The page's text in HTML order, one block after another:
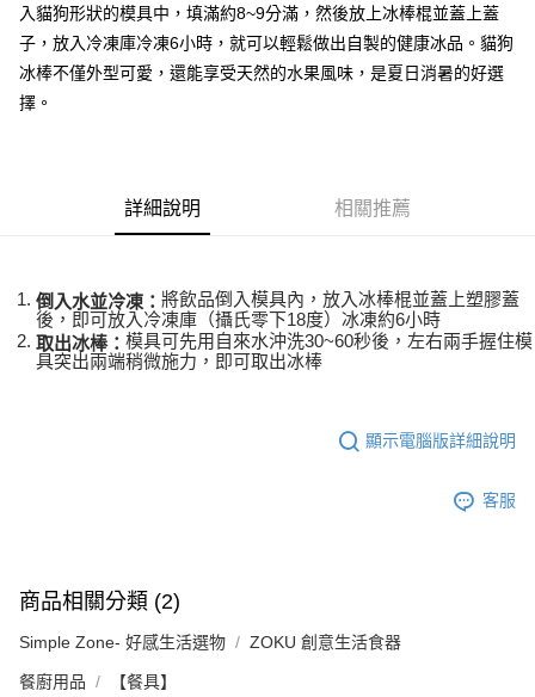
4.訂單成立30分鐘內，如未前往確認交易或遇審核未通過，訂單將自動取
消。如遇「轉專審核」未通過狀況，表示未達大哥付你分期系統評分，恕無
法說明評估內容。
【繳款方式說明】
1.分期款項不併入電信帳單，「大哥付你分期」於每月結算日後寄送繳費提
2.基於同意付款使用「大哥付你分期」之契約關係目的，商店將以您的個人
資料（包含姓名、電話或地址）提供予台灣大哥大進項蒐集、處理及利用，
由本公司與您本人進行分期帳單所需資料之確認、核對及更正。
3.完整用戶服務條款，請詳閱以下連結： https://oppay.tw/userRule
１．簡單：不需註冊會員、不需綁卡、不需儲值。
２．便利：只要手機號碼，簡訊認證，即可結帳。
３．安心：先確認商品／服務後，再付款。
【「AFTEE先享後付」結帳流程】
ATM／網路銀行／等多元方式進行付款，方視為交易完成。
※ 請注意：結帳手續完成當下不需立刻繳費，但若您需要取消訂單，請聯絡
※ 交易是否成功請以「AFTEE先享後付 」之結帳頁面顯示為準，若有關於
是否繳費成功／繳費後需取消欲退款等相關疑問，請聯繫「AFTEE先享後付
客戶支援中心」https://netprotections.freshdesk.com/support/home
易，需依本服務之必要範圍內提供個人資料，並將交易相關給付款項請求債
３．未成年的使用者請事先徵得法定代理人或監護人之同意方可使用
時審查核予不同之上限額度；若仍有額度不足之情形，本公司將視審查結果
５．嚴禁一人註冊多個帳號或使用他人資訊註冊。若發現惡意使用之情形，
運送方式
付款後全家取貨
每筆NT$70，滿NT$899(含以上)免運費
京站台北店客服中心(1F星巴克旁) 即日起不提供京站紙袋，取件時
請自備購物袋，若需購買紙袋可現場詢問
免運費
入貓狗形狀的模具中，填滿約8~9分滿，然後放上冰棒棍並蓋上蓋
子，放入冷凍庫冷凍6小時，就可以輕鬆做出自製的健康冰品。貓狗
冰棒不僅外型可愛，還能享受天然的水果風味，是夏日消暑的好選
擇。
詳細說明 相關推薦
倒入水並冷凍： 將飲品倒入模具內，放入冰棒棍並蓋上塑膠蓋
後，即可放入冷凍庫（攝氏零下18度）冰凍約6小時
取出冰棒： 模具可先用自來水沖洗30~60秒後，左右兩手握住模
具突出兩端稍微施力，即可取出冰棒
顯示電腦版詳細說明
客服
商品相關分類 (2)
Simple Zone- 好感生活選物 ZOKU 創意生活食器
餐廚用品 【餐具】